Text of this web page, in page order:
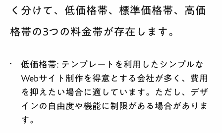
く分けて、低価格帯、標準価格帯、高価
格帯の3つの料金帯が存在します。
低価格帯: テンプレートを利用したシンプルな
Webサイト制作を得意とする会社が多く、費用
を抑えたい場合に適しています。ただし、デザ
インの自由度や機能に制限がある場合がありま
す。